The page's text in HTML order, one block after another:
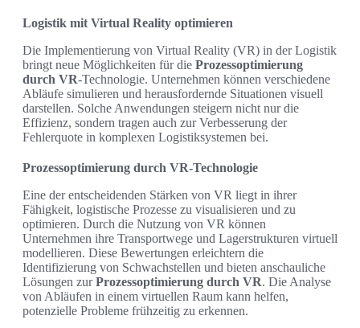
Logistik mit Virtual Reality optimieren
Die Implementierung von Virtual Reality (VR) in der Logistik
bringt neue Möglichkeiten für die Prozessoptimierung
durch VR-Technologie. Unternehmen können verschiedene
Abläufe simulieren und herausfordernde Situationen visuell
darstellen. Solche Anwendungen steigern nicht nur die
Effizienz, sondern tragen auch zur Verbesserung der
Fehlerquote in komplexen Logistiksystemen bei.
Prozessoptimierung durch VR-Technologie
Eine der entscheidenden Stärken von VR liegt in ihrer
Fähigkeit, logistische Prozesse zu visualisieren und zu
optimieren. Durch die Nutzung von VR können
Unternehmen ihre Transportwege und Lagerstrukturen virtuell
modellieren. Diese Bewertungen erleichtern die
Identifizierung von Schwachstellen und bieten anschauliche
Lösungen zurProzessoptimierung durch VR. Die Analyse
von Abläufen in einem virtuellen Raum kann helfen,
potenzielle Probleme frühzeitig zu erkennen.